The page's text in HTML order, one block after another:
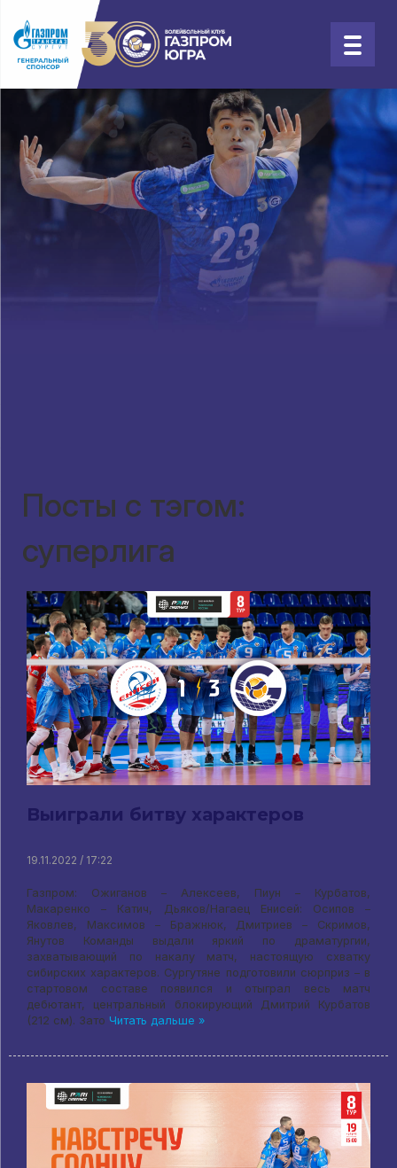
Посты с тэгом:
суперлига
Выиграли битву характеров
19.11.2022 / 17:22
Газпром: Ожиганов – Алексеев, Пиун – Курбатов,
Макаренко – Катич, Дьяков/Нагаец Енисей: Осипов –
Яковлев, Максимов – Бражнюк, Дмитриев – Скримов,
Янутов Команды выдали яркий по драматургии,
захватывающий по накалу матч, настоящую схватку
сибирских характеров. Сургутяне подготовили сюрприз – в
стартовом составе появился и отыграл весь матч
дебютант, центральный блокирующий Дмитрий Курбатов
(212 см). Зато Читать дальше »